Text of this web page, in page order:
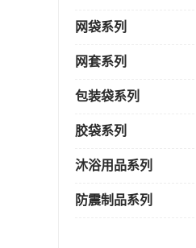
网袋系列
网套系列
包装袋系列
胶袋系列
沐浴用品系列
防震制品系列